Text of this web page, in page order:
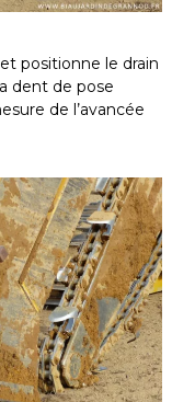
positionne le drain
dent de pose
de l’avancée